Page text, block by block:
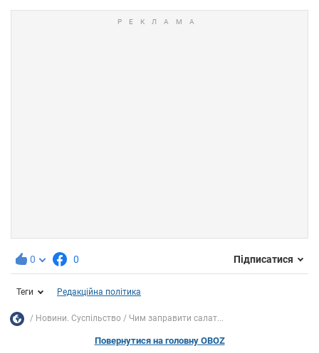
0 0 Підписатися
Теги Редакційна політика
Новини. Суспільство Чим заправити салат...
Повернутися на головну OBOZ